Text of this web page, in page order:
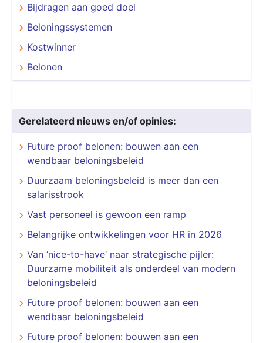
Bijdragen aan goed doel
Beloningssystemen
Kostwinner
Belonen
Gerelateerd nieuws en/of opinies:
Future proof belonen: bouwen aan een
wendbaar beloningsbeleid
​​​​​​​Duurzaam beloningsbeleid is meer dan een
salarisstrook
​​​​​​​Vast personeel is gewoon een ramp
Belangrijke ontwikkelingen voor HR in 2026
Van ‘nice-to-have’ naar strategische pijler:
Duurzame mobiliteit als onderdeel van modern
beloningsbeleid
Future proof belonen: bouwen aan een
wendbaar beloningsbeleid
Future proof belonen: bouwen aan een